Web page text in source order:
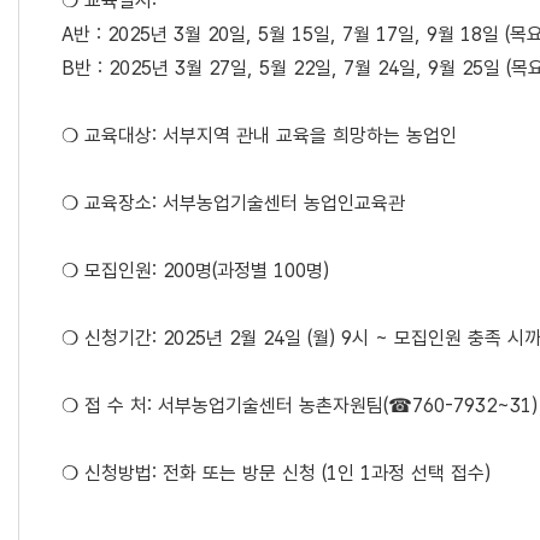
A반 : 2025년 3월 20일, 5월 15일, 7월 17일, 9월 18일 (목
B반 : 2025년 3월 27일, 5월 22일, 7월 24일, 9월 25일 (목
❍ 교육대상: 서부지역 관내 교육을 희망하는 농업인
❍ 교육장소: 서부농업기술센터 농업인교육관
❍ 모집인원: 200명(과정별 100명)
❍ 신청기간: 2025년 2월 24일 (월) 9시 ~ 모집인원 충족 시
❍ 접 수 처: 서부농업기술센터 농촌자원팀(☎760-7932~31)
❍ 신청방법: 전화 또는 방문 신청 (1인 1과정 선택 접수)